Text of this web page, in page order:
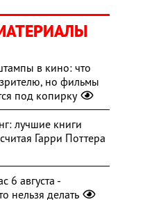
в кино: что
но фильмы
под копирку
лучшие книги
Гарри Поттера
6 августа -
нельзя делать